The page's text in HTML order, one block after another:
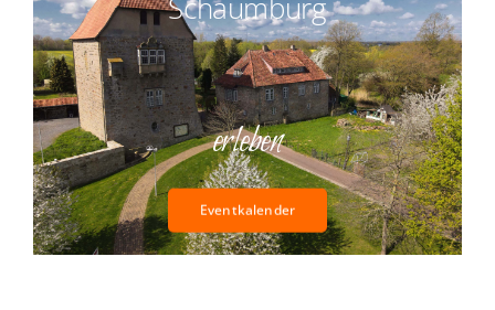
erleben
Eventkalender